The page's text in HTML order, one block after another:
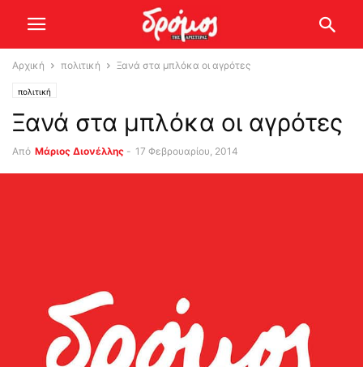
Αρχική πολιτική Ξανά στα μπλόκα οι αγρότες
πολιτική
Ξανά στα μπλόκα οι αγρότες
Από Μάριος Διονέλλης - 17 Φεβρουαρίου, 2014